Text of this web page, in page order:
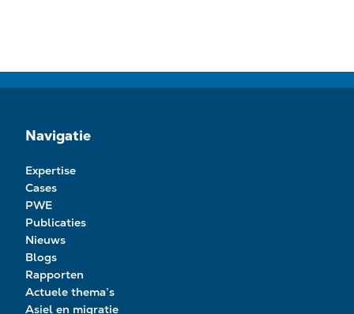
Navigatie
Expertise
Cases
PWE
Publicaties
Nieuws
Blogs
Rapporten
Actuele thema’s
Asiel en migratie